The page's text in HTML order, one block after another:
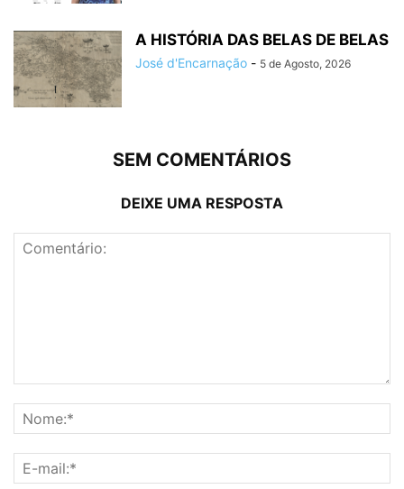
A HISTÓRIA DAS BELAS DE BELAS
José d'Encarnação - 5 de Agosto, 2026
SEM COMENTÁRIOS
DEIXE UMA RESPOSTA